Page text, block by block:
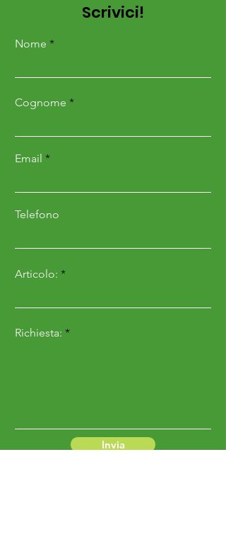
Scrivici!
Nome
Cognome
Email
Telefono
Articolo:
Richiesta:
Invia